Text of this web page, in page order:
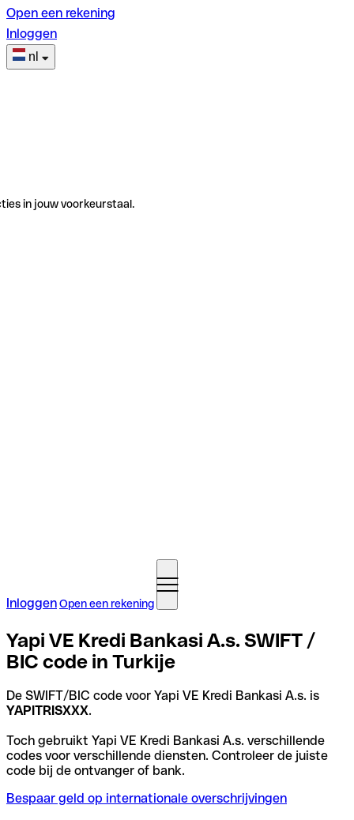
Open een rekening
Inloggen
nl
in jouw voorkeurstaal.
InloggenOpen een rekening
Yapi VE Kredi Bankasi A.s. SWIFT /
BIC code in Turkije
De SWIFT/BIC code voor Yapi VE Kredi Bankasi A.s. is
YAPITRISXXX.
Toch gebruikt Yapi VE Kredi Bankasi A.s. verschillende
codes voor verschillende diensten. Controleer de juiste
code bij de ontvanger of bank.
Bespaar geld op internationale overschrijvingen